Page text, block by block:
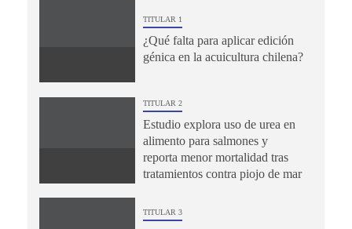
TITULAR 1
¿Qué falta para aplicar edición
génica en la acuicultura chilena?
TITULAR 2
Estudio explora uso de urea en
alimento para salmones y
reporta menor mortalidad tras
tratamientos contra piojo de mar
TITULAR 3